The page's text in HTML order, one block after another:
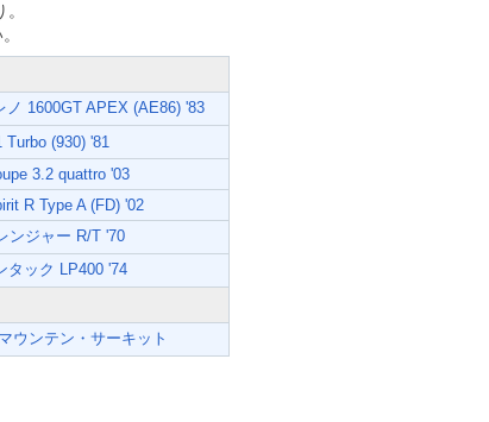
ノ 1600GT APEX (AE86) '83
Turbo (930) '81
3.2 quattro '03
R Type A (FD) '02
ンジャー R/T '70
タック LP400 '74
ウンテン・サーキット